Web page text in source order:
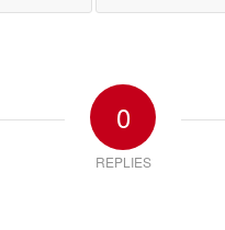
0
REPLIES